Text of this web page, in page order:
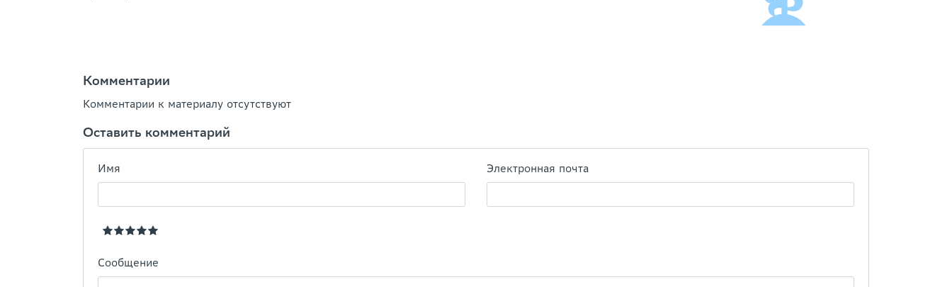
Комментарии
Комментарии к материалу отсутствуют
Оставить комментарий
Имя Электронная почта
Сообщение